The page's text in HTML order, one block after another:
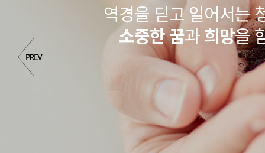
역경을 딛고 일어서는
소중한 꿈과희망을